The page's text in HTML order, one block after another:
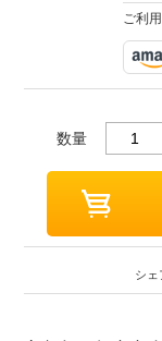
ご利
数量
シェ